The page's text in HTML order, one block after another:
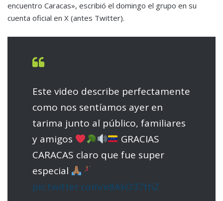
encuentro Caracas», escribió el domingo el grupo en su
cuenta oficial en X (antes Twitter).
Este video describe perfectamente
como nos sentíamos ayer en
tarima junto al público, familiares
y amigos
GRACIAS
CARACAS claro que fue super
especial
pic.twitter.com/e8AkO37thZ